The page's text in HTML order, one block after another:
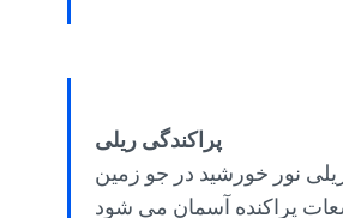
پراکندگی ریلی
نور خورشید در جو زمین
پراکنده آسمان می شود